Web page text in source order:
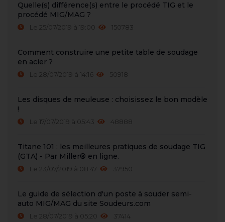
Quelle(s) différence(s) entre le procédé TIG et le
procédé MIG/MAG ?
Le 25/07/2019 à 19:00 150783
Comment construire une petite table de soudage
en acier ?
Le 28/07/2019 à 14:16 50918
Les disques de meuleuse : choisissez le bon modèle
!
Le 17/07/2019 à 05:43 48888
Titane 101 : les meilleures pratiques de soudage TIG
(GTA) - Par Miller® en ligne.
Le 23/07/2019 à 08:47 37950
Le guide de sélection d'un poste à souder semi-
auto MIG/MAG du site Soudeurs.com
Le 28/07/2019 à 05:20 37414